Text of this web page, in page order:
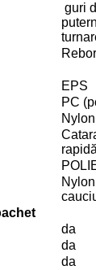
guri
EPS
PC
rapidă
da
da
da